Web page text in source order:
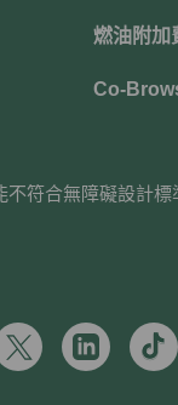
燃油附加
Co-
不符合無障礙設計標